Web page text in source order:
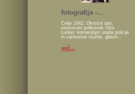
fotografija -...
Celje 1942; Okrožni dan,
esesovski polkovnik Otto
Lurker, komandant urada policije
in varnostne službe, glavni...
več...